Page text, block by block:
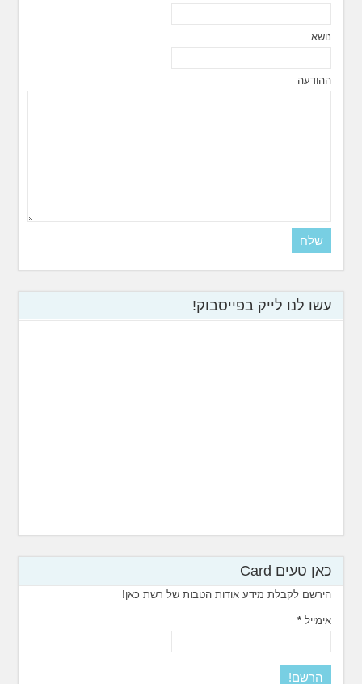
נושא
ההודעה
עשו לנו לייק בפייסבוק!
כאן טעים Card
הירשם לקבלת מידע אודות הטבות של רשת כאן!
אימייל*